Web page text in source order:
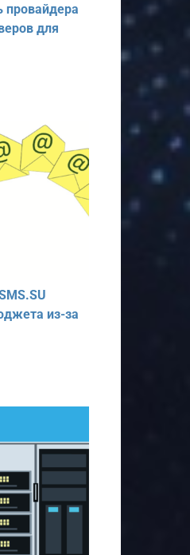
провайдера
для
из-за